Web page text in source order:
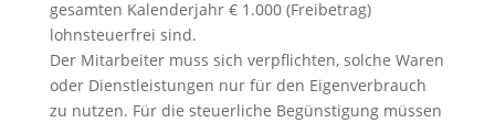
gesamten Kalenderjahr € 1.000 (Freibetrag)
lohnsteuerfrei sind.
Der Mitarbeiter muss sich verpflichten, solche Waren
oder Dienstleistungen nur für den Eigenverbrauch
zu nutzen. Für die steuerliche Begünstigung müssen